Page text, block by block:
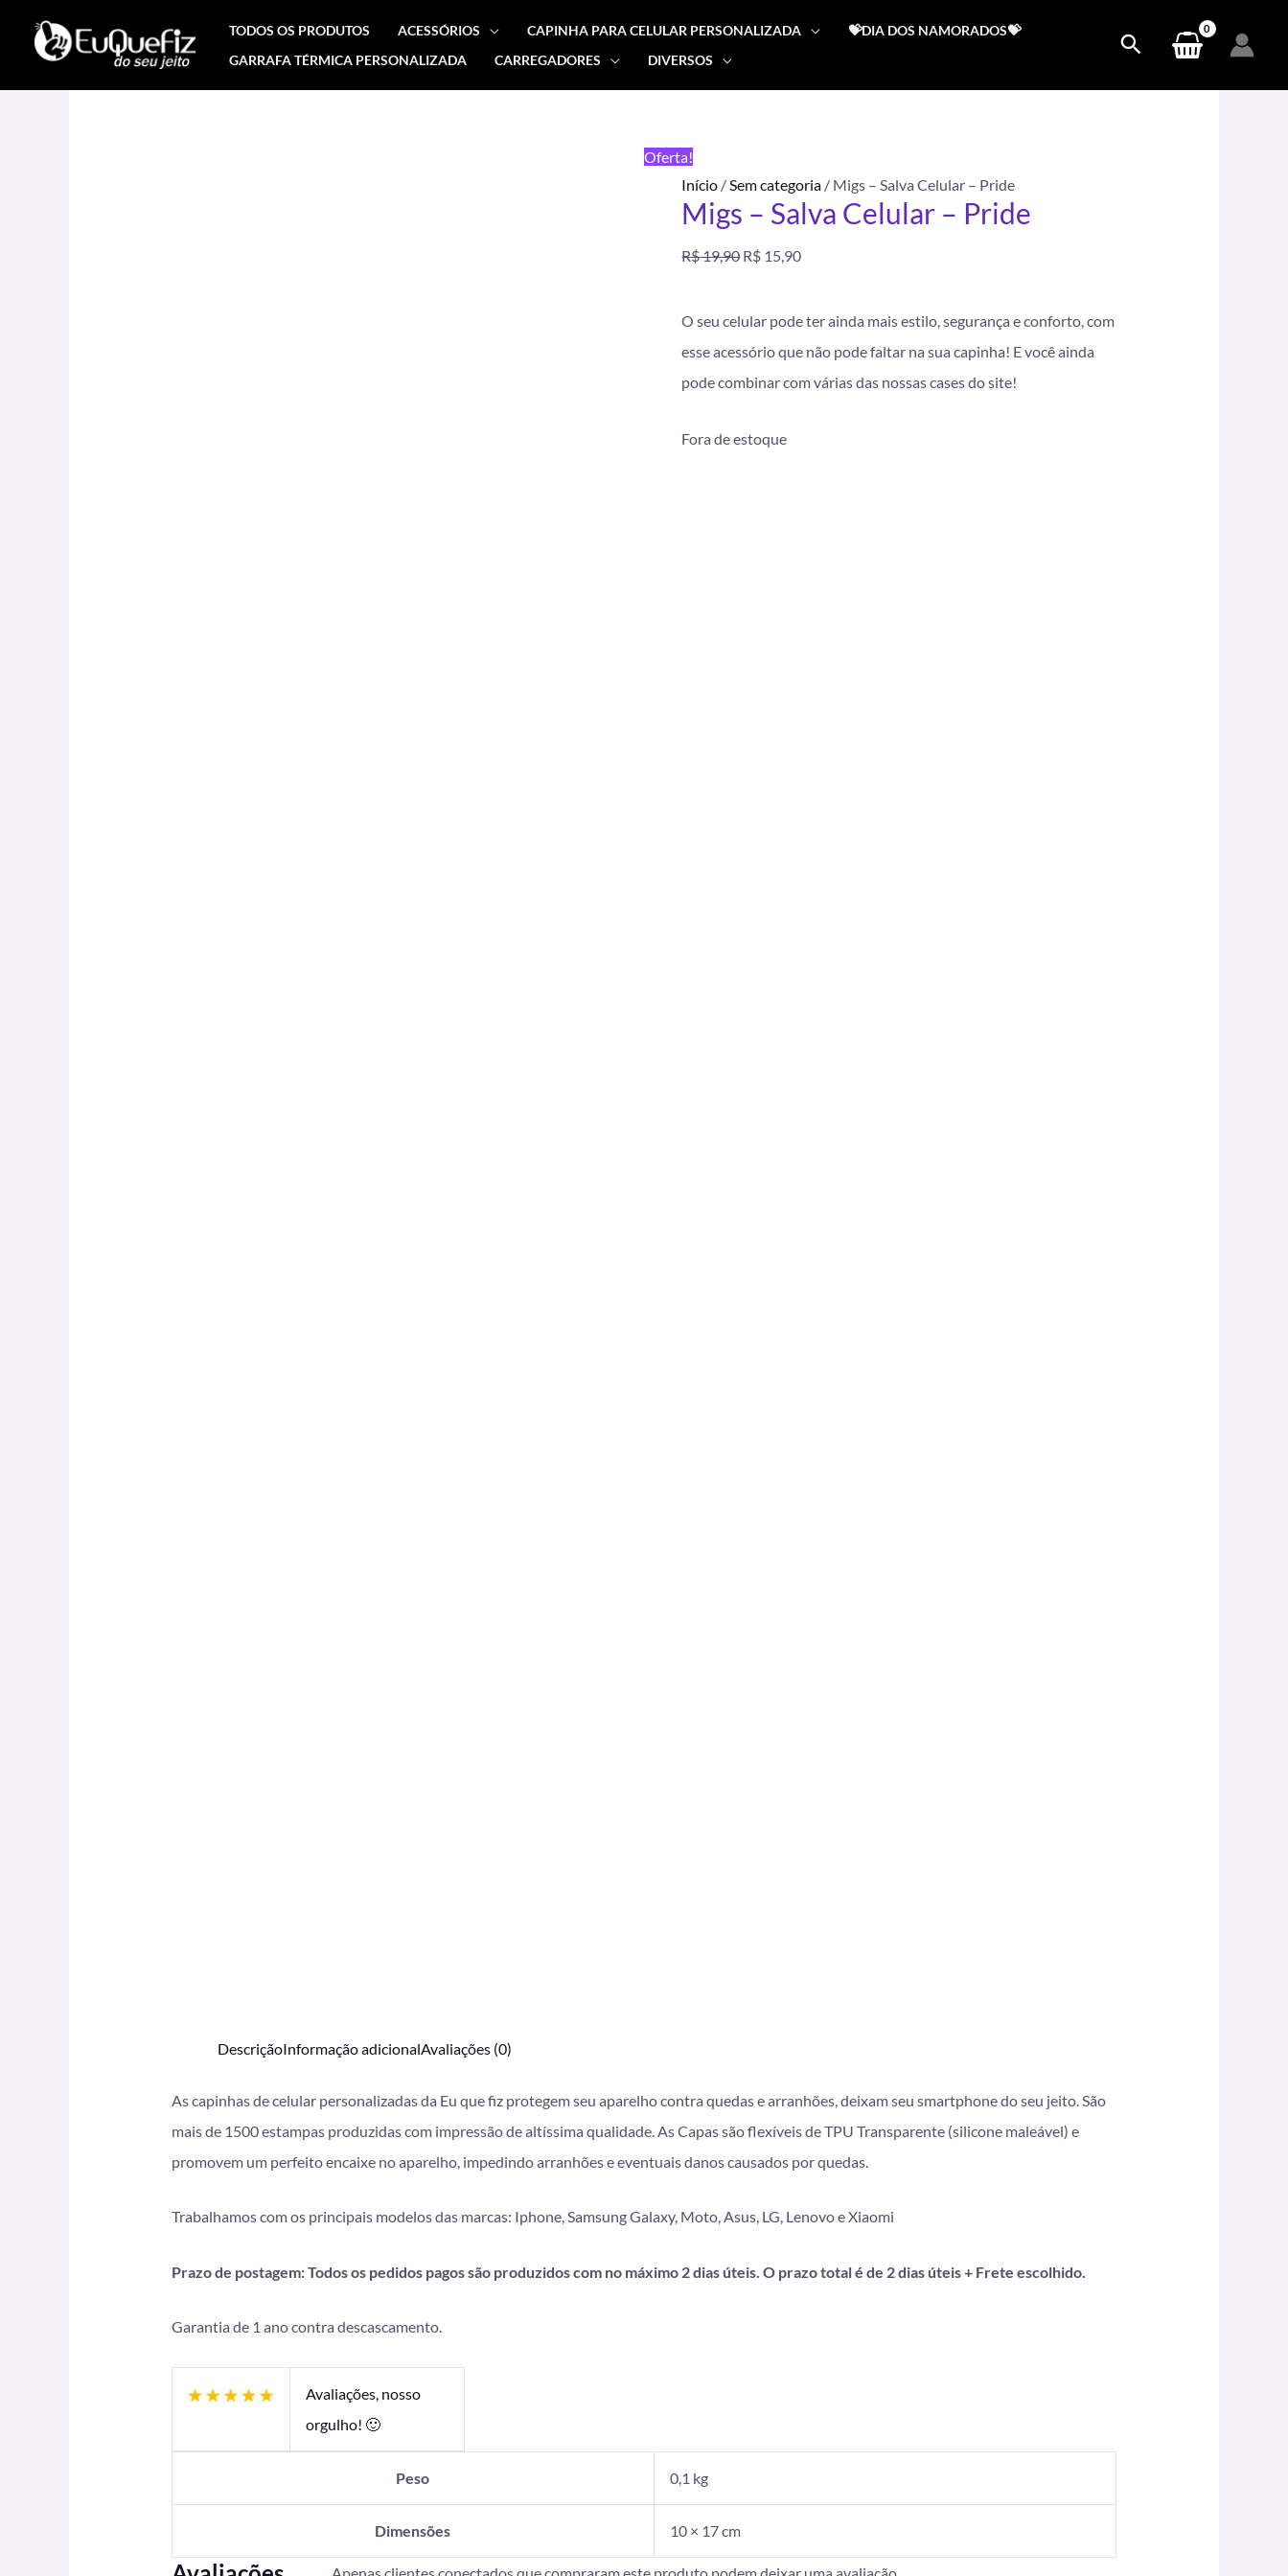
conteúdo
TODOS OS PRODUTOS ACESSÓRIOS CAPINHA PARA CELULAR PERSONALIZADA
💝DIA DOS NAMORADOS💝
GARRAFA TÉRMICA PERSONALIZADA
CARREGADORES DIVERSOS
Oferta!
Início /Sem categoria / Migs – Salva Celular – Pride
Migs – Salva Celular – Pride
R$19,90
era:
R$ 19,90.
R$ 15,90
é:
O seu celular pode ter ainda mais estilo, segurança e conforto, com
esse acessório que não pode faltar na sua capinha! E você ainda
pode combinar com várias das nossas cases do site!
Fora de estoque
DescriçãoInformação adicionalAvaliações (0)
As capinhas de celular personalizadas da Eu que fiz protegem seu aparelho contra quedas e arranhões, deixam seu smartphone do seu jeito. São
mais de 1500 estampas produzidas com impressão de altíssima qualidade. As Capas são flexíveis de TPU Transparente (silicone maleável) e
promovem um perfeito encaixe no aparelho, impedindo arranhões e eventuais danos causados por quedas.
Trabalhamos com os principais modelos das marcas: Iphone, Samsung Galaxy, Moto, Asus, LG, Lenovo e Xiaomi
Prazo de postagem: Todos os pedidos pagos são produzidos com no máximo 2 dias úteis. O prazo total é de 2 dias úteis + Frete escolhido.
Garantia de 1 ano contra descascamento.
Avaliações, nosso
orgulho! 🙂
Peso 0,1 kg
Dimensões 10 × 17 cm